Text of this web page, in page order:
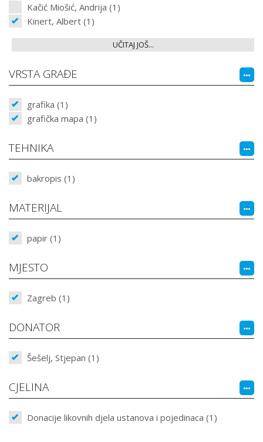
Kačić Miošić, Andrija (1)
Kinert, Albert (1)
UČITAJ JOŠ...
VRSTA GRAĐE
grafika (1)
grafička mapa (1)
TEHNIKA
bakropis (1)
MATERIJAL
papir (1)
MJESTO
Zagreb (1)
DONATOR
Šešelj, Stjepan (1)
CJELINA
Donacije likovnih djela ustanova i pojedinaca (1)